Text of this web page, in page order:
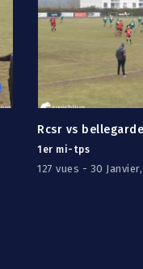
Rcsr vs bellegarde
1er mi-tps
127 vues - 30